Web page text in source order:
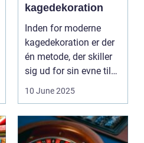
kagedekoration
Inden for moderne
kagedekoration er der
én metode, der skiller
sig ud for sin evne til
10 June 2025